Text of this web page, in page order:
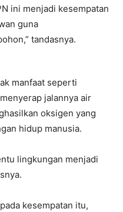
ini menjadi kesempatan
guna
tandasnya.
manfaat seperti
jalannya air
oksigen yang
hidup manusia.
lingkungan menjadi
kesempatan itu,